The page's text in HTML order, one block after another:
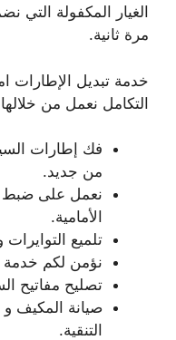
الغيار المكفولة
مرة ثانية.
خدمة تبديل الإطارات
التكامل نعمل من
فك إطارات
من جديد.
نعمل على ضبط
الأمامية.
تلميع
نؤمن لكم خدمة
تصليح مفاتيح
صيانة المكيف
التنقية.